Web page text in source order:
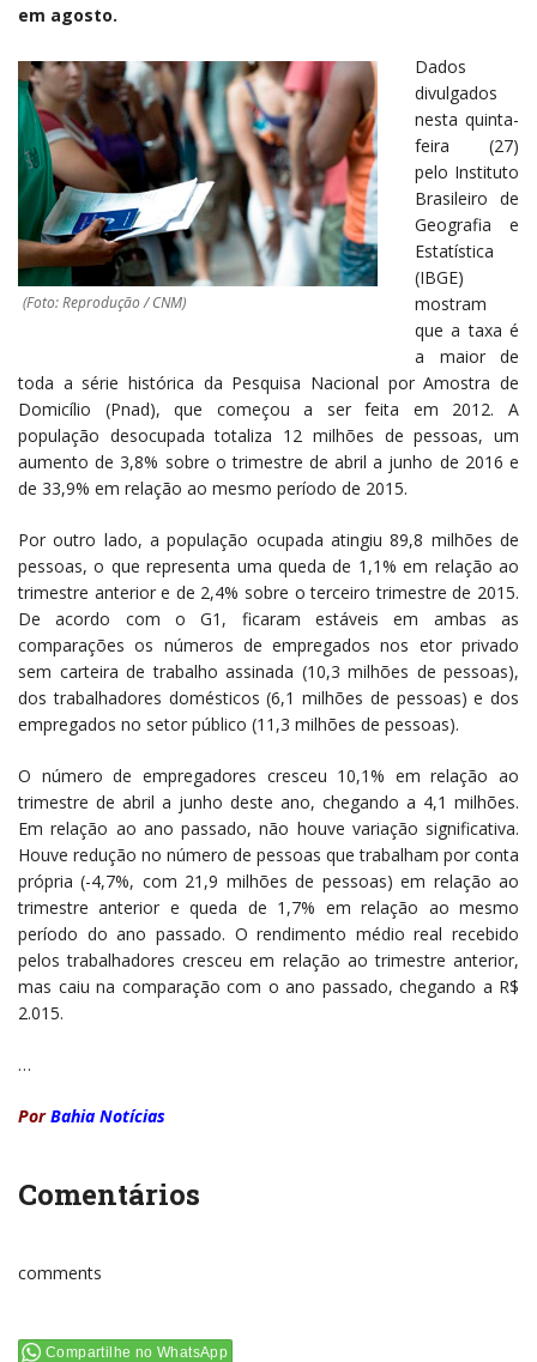
em agosto.
(Foto: Reprodução / CNM)
Dados
divulgados
nesta quinta-
feira (27)
pelo Instituto
Brasileiro de
Geografia e
Estatística
(IBGE)
mostram
que a taxa é
a maior de
toda a série histórica da Pesquisa Nacional por Amostra de
Domicílio (Pnad), que começou a ser feita em 2012. A
população desocupada totaliza 12 milhões de pessoas, um
aumento de 3,8% sobre o trimestre de abril a junho de 2016 e
de 33,9% em relação ao mesmo período de 2015.
Por outro lado, a população ocupada atingiu 89,8 milhões de
pessoas, o que representa uma queda de 1,1% em relação ao
trimestre anterior e de 2,4% sobre o terceiro trimestre de 2015.
De acordo com o G1, ficaram estáveis em ambas as
comparações os números de empregados nos etor privado
sem carteira de trabalho assinada (10,3 milhões de pessoas),
dos trabalhadores domésticos (6,1 milhões de pessoas) e dos
empregados no setor público (11,3 milhões de pessoas).
O número de empregadores cresceu 10,1% em relação ao
trimestre de abril a junho deste ano, chegando a 4,1 milhões.
Em relação ao ano passado, não houve variação significativa.
Houve redução no número de pessoas que trabalham por conta
própria (-4,7%, com 21,9 milhões de pessoas) em relação ao
trimestre anterior e queda de 1,7% em relação ao mesmo
período do ano passado. O rendimento médio real recebido
pelos trabalhadores cresceu em relação ao trimestre anterior,
mas caiu na comparação com o ano passado, chegando a R$
2.015.
…
PorBahia Notícias
Comentários
comments
Compartilhe no WhatsApp